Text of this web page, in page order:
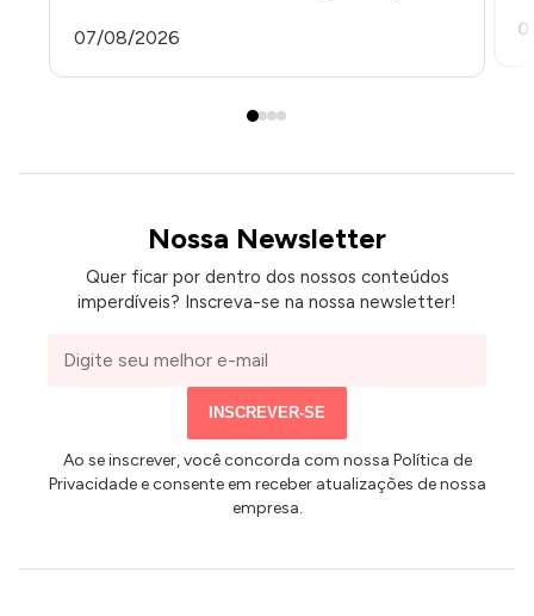
07/08/2026
Nossa Newsletter
Quer ficar por dentro dos nossos conteúdos
imperdíveis? Inscreva-se na nossa newsletter!
mail
INSCREVER-SE
Ao se inscrever, você concorda com nossa Política de
Privacidade e consente em receber atualizações de nossa
empresa.